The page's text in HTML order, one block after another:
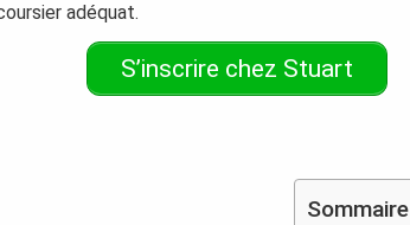
adéquat.
S’inscrire chez Stuart
Sommaire